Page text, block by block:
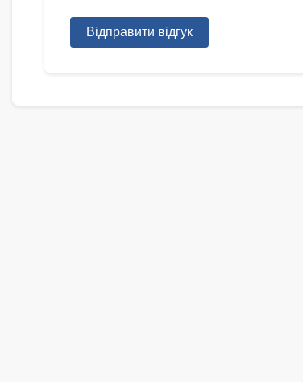
Відправити відгук